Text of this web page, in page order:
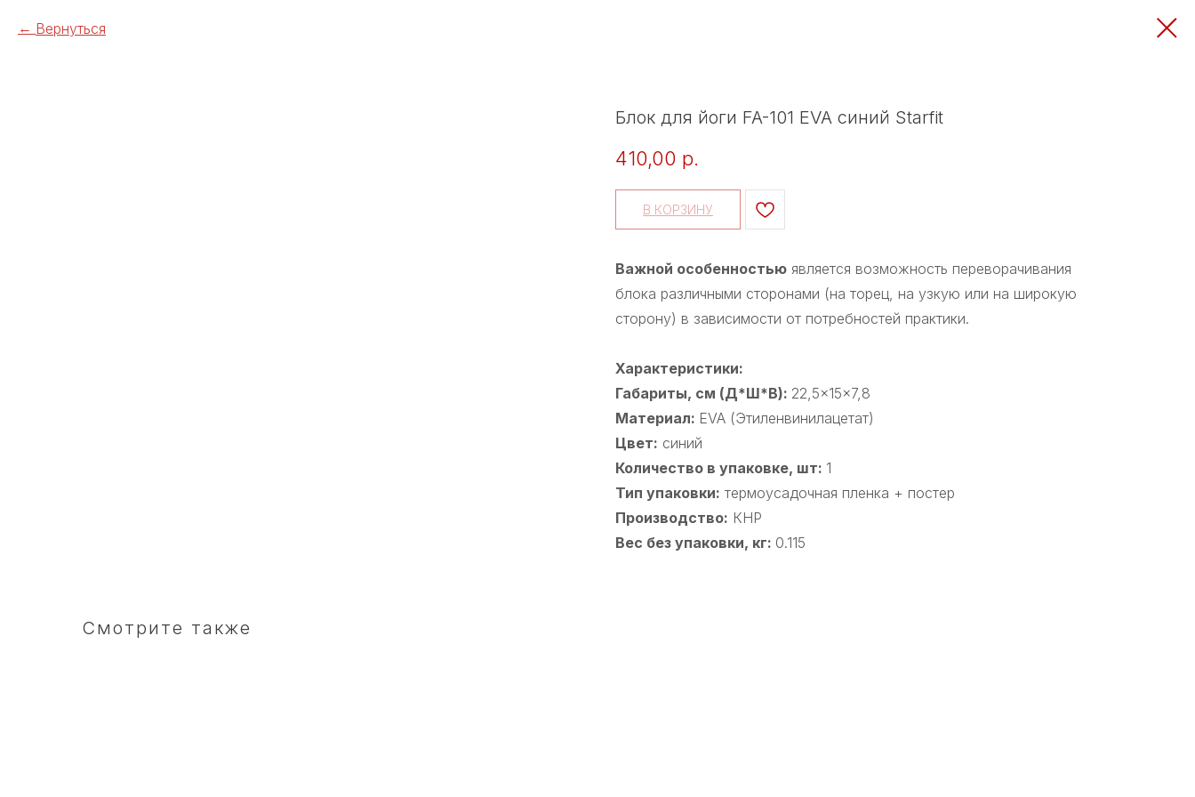
Вернуться
Блок для йоги FA-101 EVA синий Starfit
410,00 р.
В КОРЗИНУ
Важной особенностью является возможность переворачивания
блока различными сторонами (на торец, на узкую или на широкую
сторону) в зависимости от потребностей практики.
Характеристики:
Габариты, см (Д*Ш*В): 22,5×15×7,8
Материал: EVA (Этиленвинилацетат)
Цвет: синий
Количество в упаковке, шт: 1
Тип упаковки: термоусадочная пленка + постер
Производство: КНР
Вес без упаковки, кг: 0.115
Смотрите также